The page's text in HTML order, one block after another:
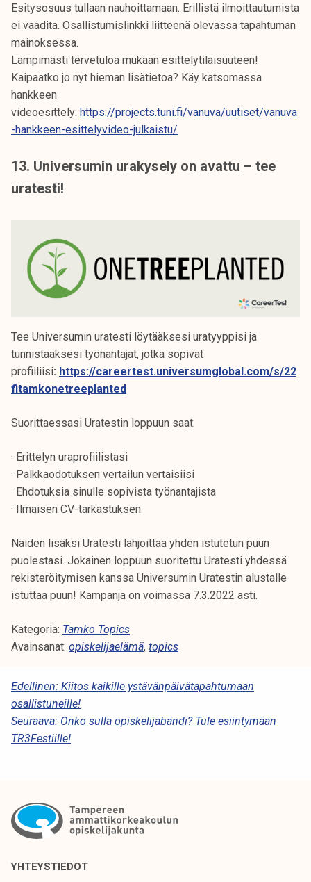
Esitysosuus tullaan nauhoittamaan. Erillistä ilmoittautumista
ei vaadita. Osallistumislinkki liitteenä olevassa tapahtuman
mainoksessa.
Lämpimästi tervetuloa mukaan esittelytilaisuuteen!
Kaipaatko jo nyt hieman lisätietoa? Käy katsomassa
hankkeen
videoesittely: https://projects.tuni.fi/vanuva/uutiset/vanuva
-hankkeen-esittelyvideo-julkaistu/
13. Universumin urakysely on avattu – tee
uratesti!
Tee Universumin uratesti löytääksesi uratyyppisi ja
tunnistaaksesi työnantajat, jotka sopivat
profiiliisi: https://careertest.universumglobal.com/s/22
fitamkonetreeplanted
Suorittaessasi Uratestin loppuun saat:
· Erittelyn uraprofiilistasi
· Palkkaodotuksen vertailun vertaisiisi
· Ehdotuksia sinulle sopivista työnantajista
· Ilmaisen CV-tarkastuksen
Näiden lisäksi Uratesti lahjoittaa yhden istutetun puun
puolestasi. Jokainen loppuun suoritettu Uratesti yhdessä
rekisteröitymisen kanssa Universumin Uratestin alustalle
istuttaa puun! Kampanja on voimassa 7.3.2022 asti.
Kategoria: Tamko Topics
Avainsanat: opiskelijaelämä, topics
A
R
T
K
E
I
Edellinen: Kiitos kaikille ystävänpäivätapahtumaan
osallistuneille!
Seuraava: Onko sulla opiskelijabändi? Tule esiintymään
TR3Festiille!
YHTEYSTIEDOT